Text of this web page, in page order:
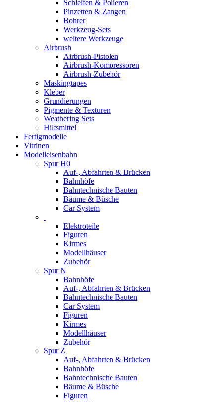
Schleifen & Polieren
Pinzetten & Zangen
Bohrer
Werkzeug-Sets
weitere Werkzeuge
Airbrush
Airbrush-Pistolen
Airbrush-Kompressoren
Airbrush-Zubehör
Maskingtapes
Kleber
Grundierungen
Pigmente & Texturen
Weathering Sets
Hilfsmittel
Fertigmodelle
Vitrinen
Modelleisenbahn
Spur H0
Auf-, Abfahrten & Brücken
Bahnhöfe
Bahntechnische Bauten
Bäume & Büsche
Car System
Elektroteile
Figuren
Kirmes
Modellhäuser
Zubehör
Spur N
Bahnhöfe
Auf-, Abfahrten & Brücken
Bahntechnische Bauten
Car System
Figuren
Kirmes
Modellhäuser
Zubehör
Spur Z
Auf-, Abfahrten & Brücken
Bahnhöfe
Bahntechnische Bauten
Bäume & Büsche
Figuren